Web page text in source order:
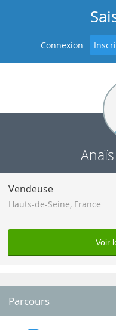
Connexion
Vendeuse
Hauts-de-Seine, France
Voir
Parcours